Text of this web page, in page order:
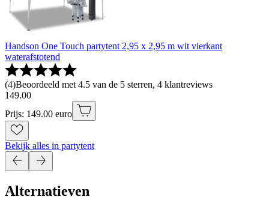
Handson One Touch partytent 2,95 x 2,95 m wit vierkant
waterafstotend
(4)Beoordeeld met 4.5 van de 5 sterren, 4 klantreviews
149.00
Prijs: 149.00 euro
Bekijk alles in partytent
Alternatieven